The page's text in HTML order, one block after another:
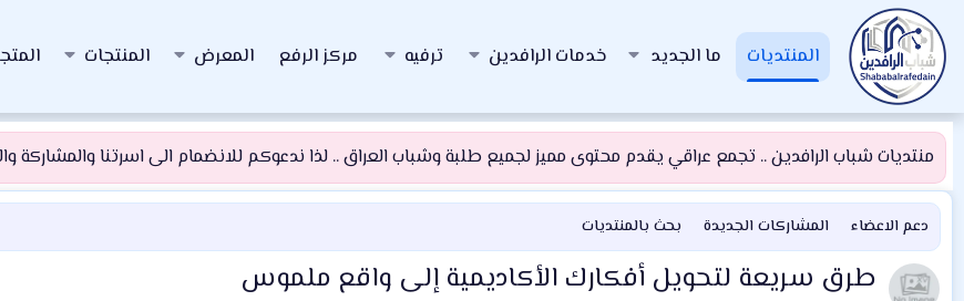
المنتديات ما الجديد خدمات الرافدين ترفيه مركز الرفع المعرض المنتجات
منتديات شباب الرافدين .. تجمع عراقي يقدم محتوى مميز لجميع طلبة وشباب العراق .. لذا ندعوكم للانضمام الى اسرتنا والمشاركة
دعم الاعضاء المشاركات الجديدة بحث بالمنتديات
طرق سريعة لتحويل أفكارك الأكاديمية إلى واقع ملموس